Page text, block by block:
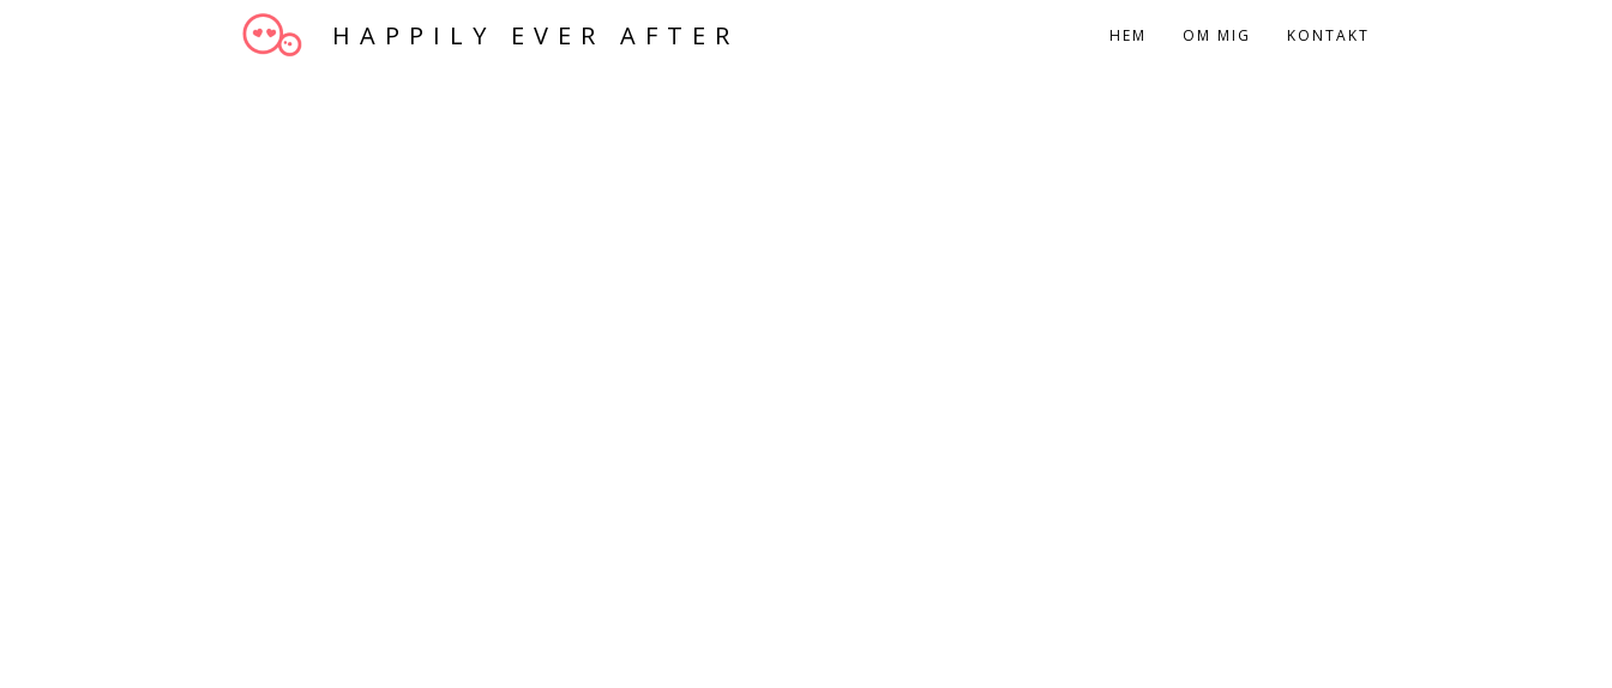
HAPPILY EVER AFTER HEM OM MIG KONTAKT